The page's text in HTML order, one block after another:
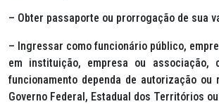
– Obter passaporte ou prorrogação de sua
– Ingressar como funcionário público,
em instituição, empresa ou associação,
funcionamento dependa de autorização ou
Governo Federal, Estadual dos Territórios